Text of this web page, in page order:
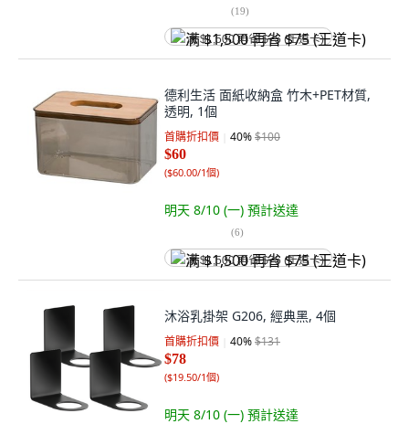
(19)
满 $1,500 再省 $75 (王道卡)
德利生活 面紙收納盒 竹木+PET材質,
透明, 1個
首購折扣價 40%$100
$60
($60.00/1個)
明天 8/10 (一) 預計送達
(6)
满 $1,500 再省 $75 (王道卡)
沐浴乳掛架 G206, 經典黑, 4個
首購折扣價 40%$131
$78
($19.50/1個)
明天 8/10 (一) 預計送達